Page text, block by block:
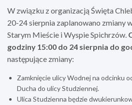
W związku z organizacją Święta
20-24 sierpnia zaplanowano zmiany
Starym Mieście i Wyspie Spichrzów.
godziny 15:00 do 24 sierpnia do
następujące zmiany:
Zamknięcie ulicy Wodnej na odcinku
Ducha do ulicy Studziennej.
Ulica Studzienna będzie